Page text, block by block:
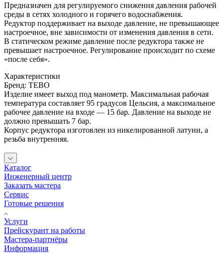
Предназначен для регулируемого снижения давления рабочей
среды в сетях холодного и горячего водоснабжения.
Редуктор поддерживает на выходе давление, не превышающее
настроечное, вне зависимости от изменения давления в сети.
В статическом режиме давление после редуктора также не
превышает настроечное. Регулирование происходит по схеме
«после себя».
Характеристики
Бренд: TEBO
Изделие имеет выход под манометр. Максимальная рабочая
температура составляет 95 градусов Цельсия, а максимальное
рабочее давление на входе — 15 бар. Давление на выходе не
должно превышать 7 бар.
Корпус редуктора изготовлен из никелированной латуни, а
резьба внутренняя.
Каталог
Инженерный центр
Заказать мастера
Сервис
Готовые решения
Услуги
Прейскурант на работы
Мастера-партнёры
Информация